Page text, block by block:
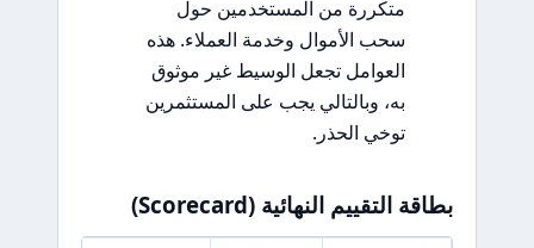
متكررة من المستخدمين حول
سحب الأموال وخدمة العملاء. هذه
العوامل تجعل الوسيط غير موثوق
به، وبالتالي يجب على المستثمرين
توخي الحذر.
بطاقة التقييم النهائية (Scorecard)